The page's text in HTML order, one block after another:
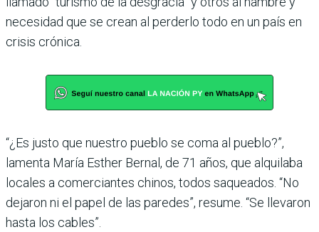
necesidad que se crean al perderlo todo en un país en
crisis crónica.
“¿Es justo que nuestro pueblo se coma al pueblo?”,
lamenta María Esther Bernal, de 71 años, que alquilaba
locales a comerciantes chinos, todos saqueados. “No
dejaron ni el papel de las paredes”, resume. “Se llevaron
hasta los cables”.